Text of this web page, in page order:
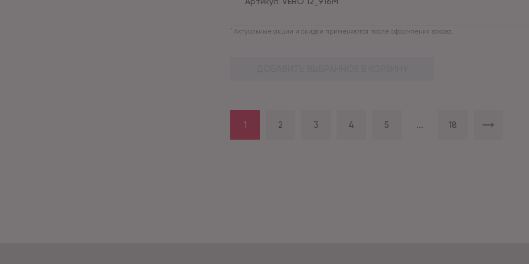
* Актуальные акции и скидки применяются после оформления заказа.
1 2 3 4 5 ... 18